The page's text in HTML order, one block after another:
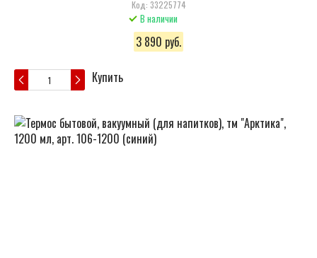
Код: 33225774
В наличии
3 890 руб.
Купить